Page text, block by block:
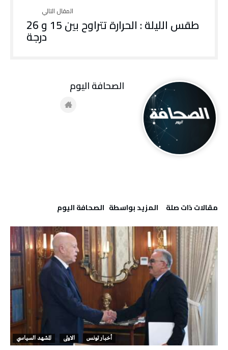
طقس الليلة : الحرارة تتراوح بين 15 و 26
درجة
‫مقالات ذات صلة‬ ‫‫المزيد بواسطة‬ ‬ ‭ ‬الصحافة‭ ‬اليوم
أخبار تونس الاولى المشهد السياسي